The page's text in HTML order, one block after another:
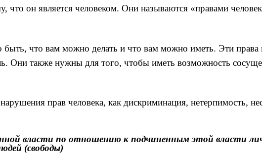
он является человеком. Они называются «правами
что вам можно делать и что вам можно иметь. Эти права
Они также нужны для того, чтобы иметь возможность
прав человека, как дискриминация, нетерпимость,
власти по отношению к подчиненным этой власти
(свободы)